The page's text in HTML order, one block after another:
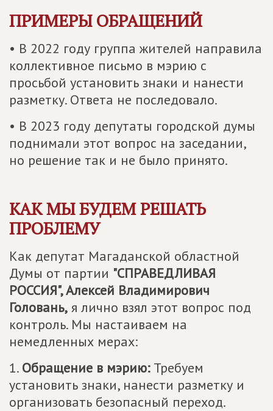
ПРИМЕРЫ ОБРАЩЕНИЙ
• В 2022 году группа жителей направила
коллективное письмо в мэрию с
просьбой установить знаки и нанести
разметку. Ответа не последовало.
• В 2023 году депутаты городской думы
поднимали этот вопрос на заседании,
но решение так и не было принято.
КАК МЫ БУДЕМ РЕШАТЬ
ПРОБЛЕМУ
Как депутат Магаданской областной
Думы от партии "СПРАВЕДЛИВАЯ
РОССИЯ", Алексей Владимирович
Головань, я лично взял этот вопрос под
контроль. Мы настаиваем на
немедленных мерах:
1. Обращение в мэрию:Требуем
установить знаки, нанести разметку и
организовать безопасный переход.